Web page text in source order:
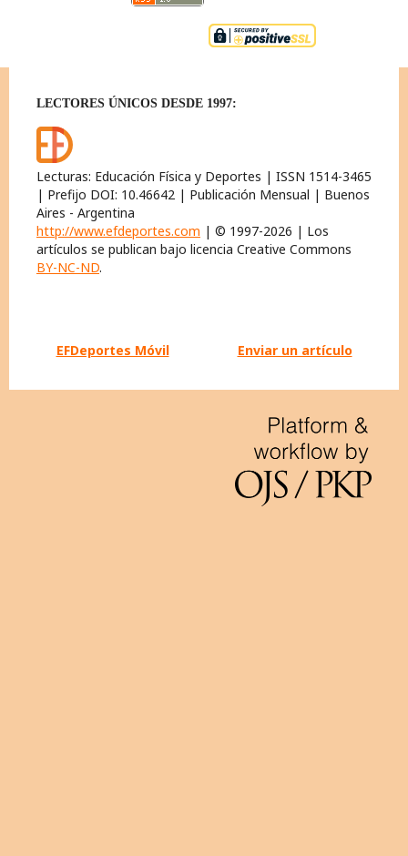
LECTORES ÚNICOS DESDE 1997:
Lecturas: Educación Física y Deportes | ISSN 1514-3465
| Prefijo DOI: 10.46642 | Publicación Mensual | Buenos
Aires - Argentina
http://www.efdeportes.com | © 1997-2026 | Los
artículos se publican bajo licencia Creative Commons
BY-NC-ND.
EFDeportes Móvil Enviar un artículo